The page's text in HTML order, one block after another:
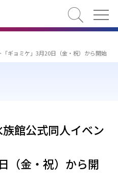
検索
ギョミケ」3月20日（金・祝）から開始
館公式同人イベン
（金・祝）から開